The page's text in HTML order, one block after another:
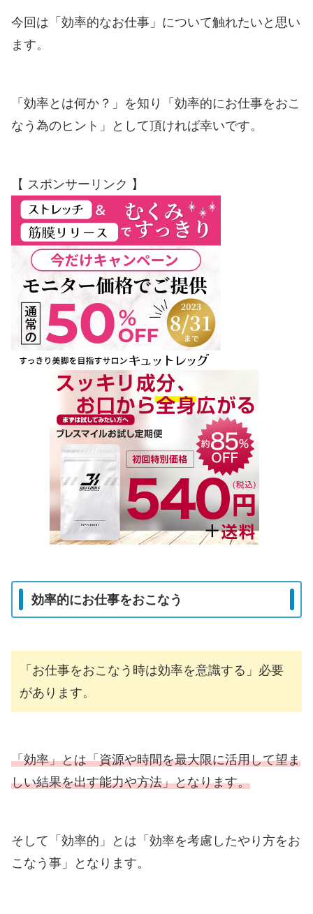
今回は「効率的なお仕事」について触れたいと思い
ます。
「効率とは何か？」を知り「効率的にお仕事をおこ
なう為のヒント」として頂ければ幸いです。
【 スポンサーリンク 】
効率的にお仕事をおこなう
「お仕事をおこなう時は効率を意識する」必要
があります。
「効率」とは「資源や時間を最大限に活用して望ま
しい結果を出す能力や方法」となります。
そして「効率的」とは「効率を考慮したやり方をお
こなう事」となります。